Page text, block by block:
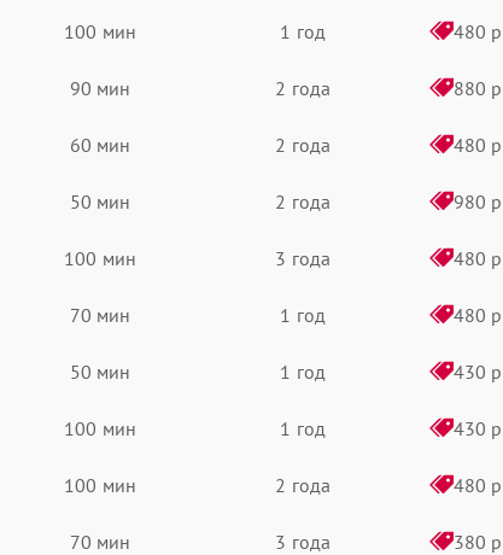
100 мин 1 год 480 р
90 мин 2 года 880 р
60 мин 2 года 480 р
50 мин 2 года 980 р
100 мин 3 года 480 р
70 мин 1 год 480 р
50 мин 1 год 430 р
100 мин 1 год 430 р
100 мин 2 года 480 р
70 мин 3 года 380 р